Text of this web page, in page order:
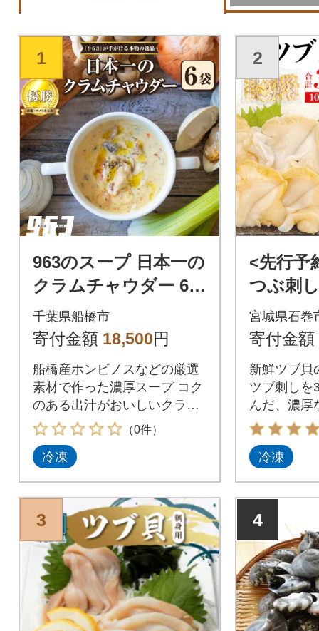
1
963のスープ 日本一の
クラムチャウダー 6袋
スープセット
千葉県船橋市
寄付金額 18,500円
船橋産ホンビノスなどの厳選
素材で作った濃厚スープ コク
のある出汁がおいしいクラム
チャウダー
（0件）
冷凍
2
<先行予
つぶ刺
ツブ刺
単調理
宮城県石巻
寄付金額
新鮮ツブ貝
ツブ刺しを
んだ、濃厚
いに広がる
かずで、酒
能。
冷凍
3 4